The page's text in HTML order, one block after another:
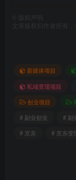
版权声明
文章版权归作者所有
新媒体项目
私域变现项目
创业项目
# 副业创业
# 副
# 京东
# 京东变